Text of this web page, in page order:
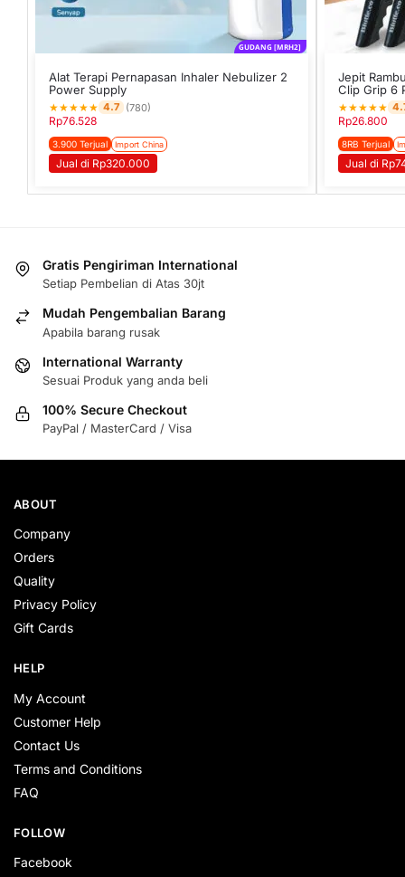
GUDANG [MRH2]
Alat Terapi Pernapasan Inhaler Nebulizer 2
Power Supply
★★★★★ 4.7 (780)
Rp76.528
3.900 Terjual Import China
Jual di Rp320.000
Jepit
Clip Grip 6
★★★★★
Rp26.800
8RB Terjual
Jual di
Gratis Pengiriman International
Setiap Pembelian di Atas 30jt
Mudah Pengembalian Barang
Apabila barang rusak
International Warranty
Sesuai Produk yang anda beli
100% Secure Checkout
PayPal / MasterCard / Visa
ABOUT
Company
Orders
Quality
Privacy Policy
Gift Cards
HELP
My Account
Customer Help
Contact Us
Terms and Conditions
FAQ
FOLLOW
Facebook